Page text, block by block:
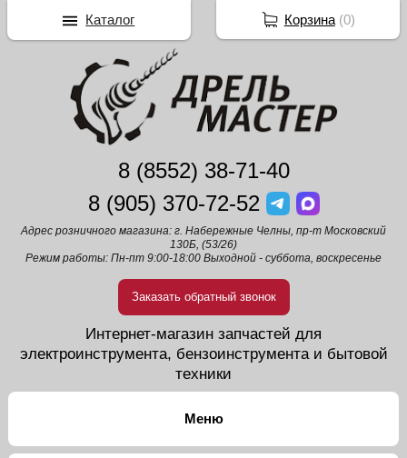
8 (8552) 38-71-40
8 (905) 370-72-52
Адрес розничного магазина: г. Набережные Челны, пр-т Московский
130Б, (53/26)
Режим работы: Пн-пт 9:00-18:00 Выходной - суббота, воскресенье
Заказать обратный звонок
Интернет-магазин запчастей для
электроинструмента, бензоинструмента и бытовой
техники
Корзина(0)
Каталог